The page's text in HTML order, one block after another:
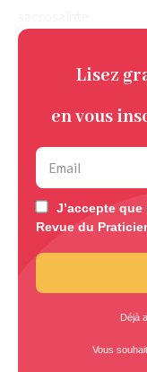
Lisez
en vous
J’accepte
Revue du
Déjà
Vous